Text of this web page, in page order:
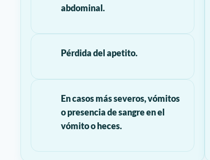
abdominal.
Pérdida del apetito.
En casos más severos, vómitos
o presencia de sangre en el
vómito o heces.